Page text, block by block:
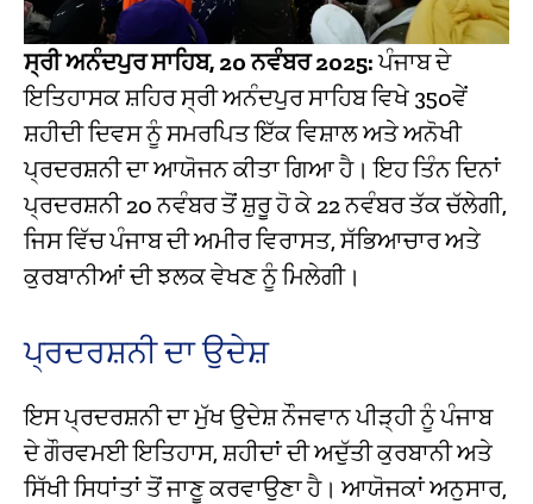
ਸ੍ਰੀ ਅਨੰਦਪੁਰ ਸਾਹਿਬ, 20 ਨਵੰਬਰ 2025:ਪੰਜਾਬ ਦੇ
ਇਤਿਹਾਸਕ ਸ਼ਹਿਰ ਸ੍ਰੀ ਅਨੰਦਪੁਰ ਸਾਹਿਬ ਵਿਖੇ 350ਵੇਂ
ਸ਼ਹੀਦੀ ਦਿਵਸ ਨੂੰ ਸਮਰਪਿਤ ਇੱਕ ਵਿਸ਼ਾਲ ਅਤੇ ਅਨੋਖੀ
ਪ੍ਰਦਰਸ਼ਨੀ ਦਾ ਆਯੋਜਨ ਕੀਤਾ ਗਿਆ ਹੈ। ਇਹ ਤਿੰਨ ਦਿਨਾਂ
ਪ੍ਰਦਰਸ਼ਨੀ 20 ਨਵੰਬਰ ਤੋਂ ਸ਼ੁਰੂ ਹੋ ਕੇ 22 ਨਵੰਬਰ ਤੱਕ ਚੱਲੇਗੀ,
ਜਿਸ ਵਿੱਚ ਪੰਜਾਬ ਦੀ ਅਮੀਰ ਵਿਰਾਸਤ, ਸੱਭਿਆਚਾਰ ਅਤੇ
ਕੁਰਬਾਨੀਆਂ ਦੀ ਝਲਕ ਵੇਖਣ ਨੂੰ ਮਿਲੇਗੀ।
ਪ੍ਰਦਰਸ਼ਨੀ ਦਾ ਉਦੇਸ਼
ਇਸ ਪ੍ਰਦਰਸ਼ਨੀ ਦਾ ਮੁੱਖ ਉਦੇਸ਼ ਨੌਜਵਾਨ ਪੀੜ੍ਹੀ ਨੂੰ ਪੰਜਾਬ
ਦੇ ਗੌਰਵਮਈ ਇਤਿਹਾਸ, ਸ਼ਹੀਦਾਂ ਦੀ ਅਦੁੱਤੀ ਕੁਰਬਾਨੀ ਅਤੇ
ਸਿੱਖੀ ਸਿਧਾਂਤਾਂ ਤੋਂ ਜਾਣੂ ਕਰਵਾਉਣਾ ਹੈ। ਆਯੋਜਕਾਂ ਅਨੁਸਾਰ,